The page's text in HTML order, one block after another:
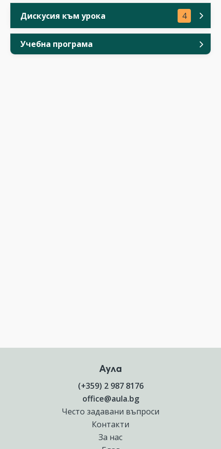
Дискусия към урока 4
Учебна програма
Аула
(+359) 2 987 8176
office@aula.bg
Често задавани въпроси
Контакти
За нас